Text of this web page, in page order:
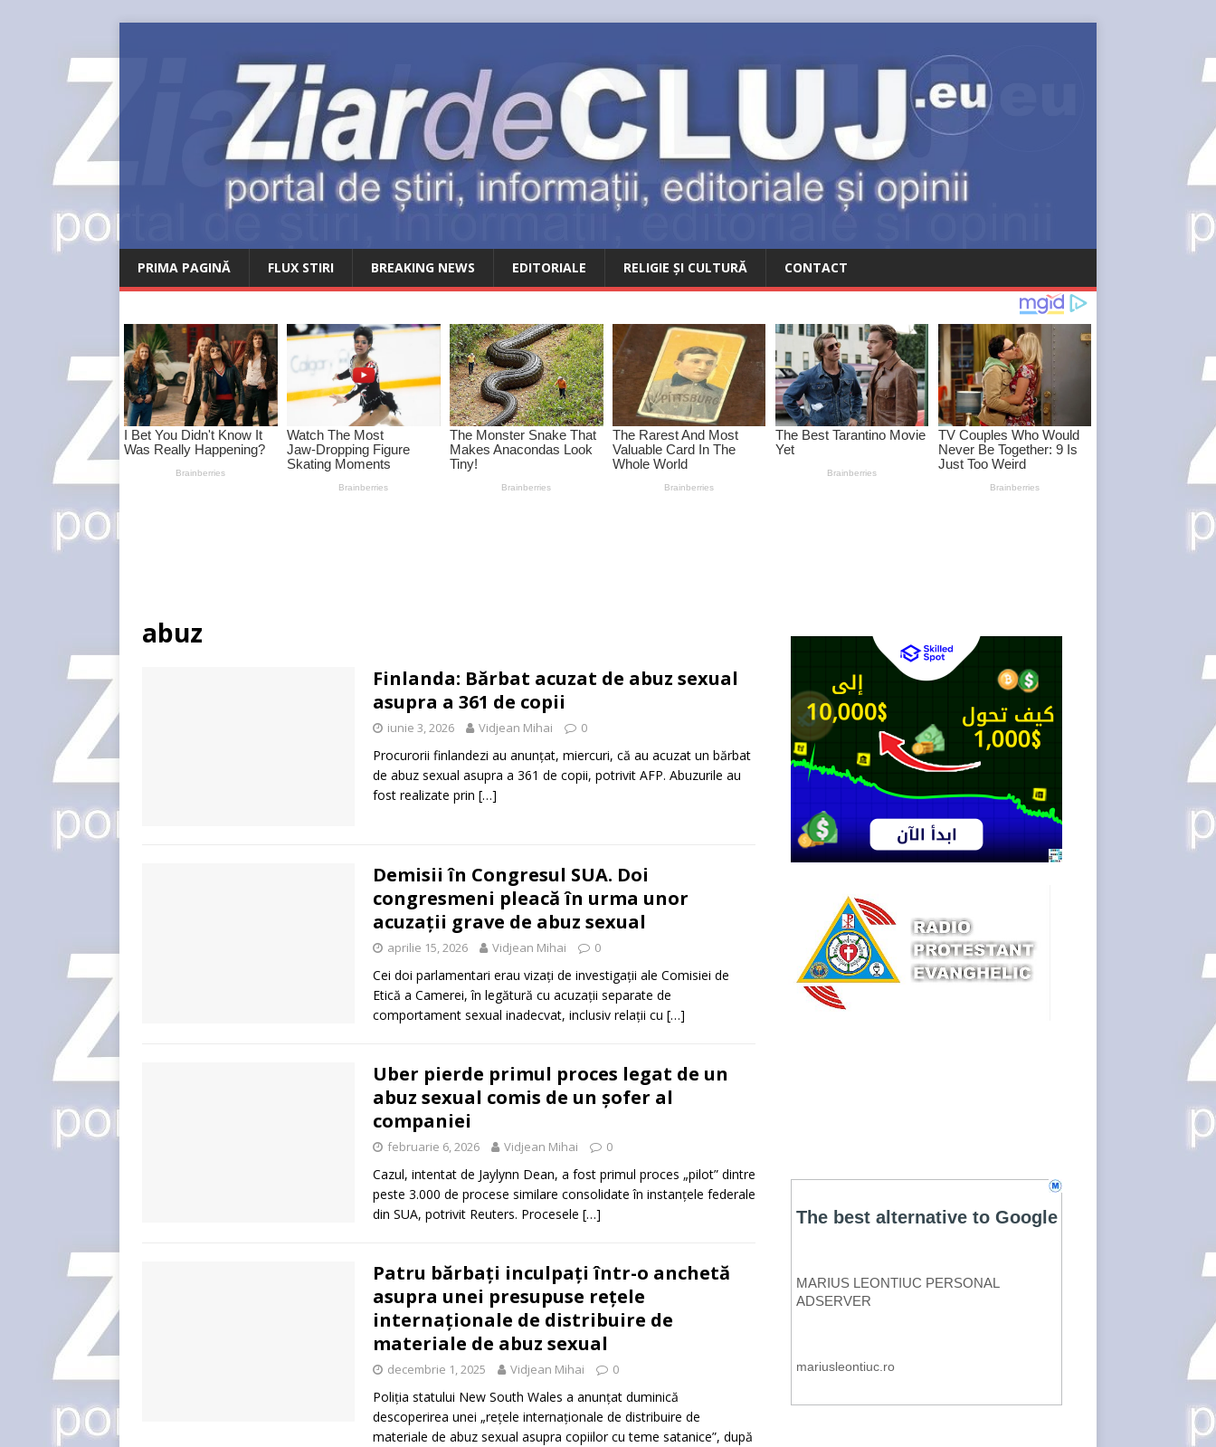
PRIMA PAGINĂ FLUX STIRI BREAKING NEWS EDITORIALE RELIGIE ȘI CULTURĂ CONTACT
abuz
Finlanda: Bărbat acuzat de abuz sexual
asupra a 361 de copii
iunie 3, 2026 Vidjean Mihai 0
Procurorii finlandezi au anunțat, miercuri, că au acuzat un bărbat
de abuz sexual asupra a 361 de copii, potrivit AFP. Abuzurile au
fost realizate prin […]
Demisii în Congresul SUA. Doi
congresmeni pleacă în urma unor
acuzații grave de abuz sexual
aprilie 15, 2026 Vidjean Mihai 0
Cei doi parlamentari erau vizați de investigații ale Comisiei de
Etică a Camerei, în legătură cu acuzații separate de
comportament sexual inadecvat, inclusiv relații cu […]
Uber pierde primul proces legat de un
abuz sexual comis de un șofer al
companiei
februarie 6, 2026 Vidjean Mihai 0
Cazul, intentat de Jaylynn Dean, a fost primul proces „pilot” dintre
peste 3.000 de procese similare consolidate în instanțele federale
din SUA, potrivit Reuters. Procesele […]
Patru bărbați inculpați într-o anchetă
asupra unei presupuse rețele
internaționale de distribuire de
materiale de abuz sexual
decembrie 1, 2025 Vidjean Mihai 0
Poliția statului New South Wales a anunțat duminică
descoperirea unei „rețele internaționale de distribuire de
materiale de abuz sexual asupra copiilor cu teme satanice”, după